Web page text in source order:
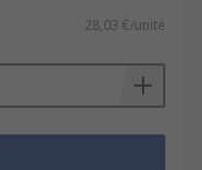
28,03 €/unité